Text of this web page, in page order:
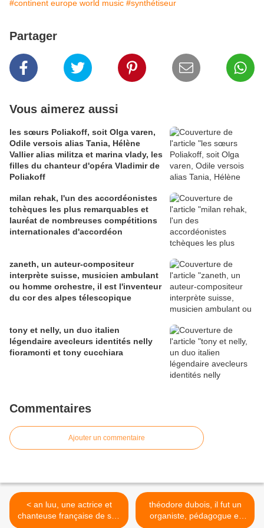
#continent europe world music #synthétiseur
Partager
Vous aimerez aussi
les sœurs Poliakoff, soit Olga varen,
Odile versois alias Tania, Hélène
Vallier alias militza et marina vlady, les
filles du chanteur d'opéra Vladimir de
Poliakoff
milan rehak, l'un des accordéonistes
tchèques les plus remarquables et
lauréat de nombreuses compétitions
internationales d'accordéon
zaneth, un auteur-compositeur
interprète suisse, musicien ambulant
ou homme orchestre, il est l'inventeur
du cor des alpes télescopique
tony et nelly, un duo italien
légendaire avecleurs identités nelly
fioramonti et tony cucchiara
Commentaires
Ajouter un commentaire
< an luu, une actrice et
chanteuse française de son
théodore dubois, il fut un
organiste, pédagogue et